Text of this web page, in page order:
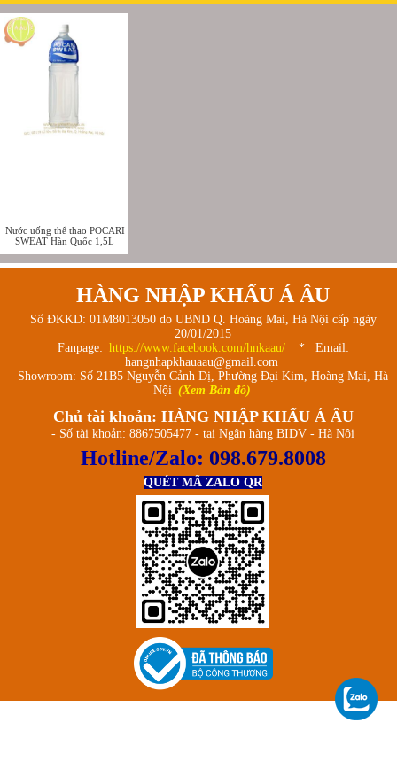
Nước uống thể thao POCARI
SWEAT Hàn Quốc 1,5L
HÀNG NHẬP KHẨU Á ÂU
Số ĐKKD: 01M8013050 do UBND Q. Hoàng Mai, Hà Nội cấp ngày
20/01/2015
Fanpage: https://www.facebook.com/hnkaau/
* Email:
hangnhapkhauaau@gmail.com
Showroom: Số 21B5 Nguyễn Cảnh Dị, Phường Đại Kim, Hoàng Mai, Hà
Nội (Xem Bản đồ)
Chủ tài khoản: HÀNG NHẬP KHẨU Á ÂU
- Số tài khoản: 8867505477 - tại Ngân hàng BIDV - Hà Nội
Hotline/Zalo: 098.679.8008
QUÉT MÃ ZALO QR